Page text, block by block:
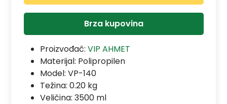
Brza kupovina
Proizvođač: VIP AHMET
Materijal: Polipropilen
Model: VP-140
Težina: 0.20 kg
Veličina: 3500 ml